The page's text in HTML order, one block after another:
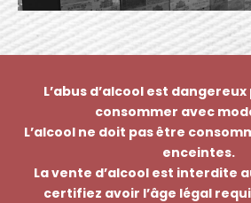
L’abus d’alcool est
consommer avec
L’alcool ne doit pas être
enceintes.
La vente d’alcool est interdite
certifiez avoir l’âge légal